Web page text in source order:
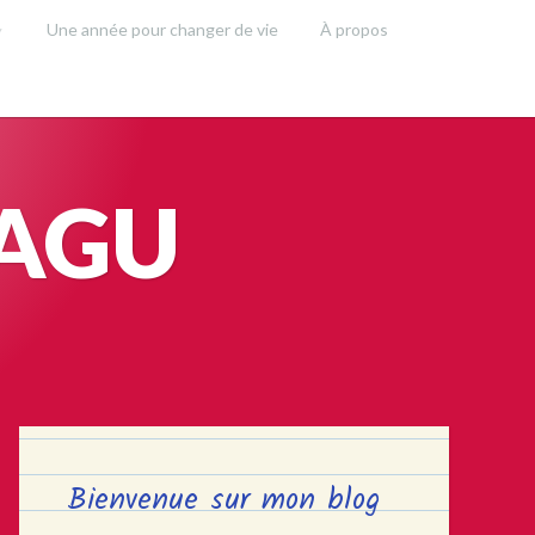
Une année pour changer de vie À propos
Bienvenue sur mon blog